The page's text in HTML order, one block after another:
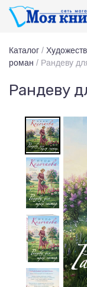
Каталог /
роман / Рандеву
Рандеву